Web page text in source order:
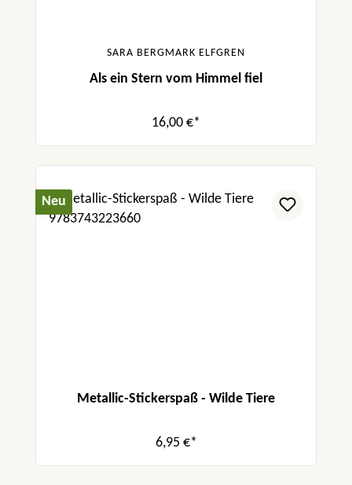
SARA BERGMARK ELFGREN
Als ein Stern vom Himmel fiel
16,00 €*
Neu
Metallic-Stickerspaß - Wilde Tiere
6,95 €*